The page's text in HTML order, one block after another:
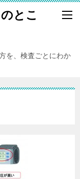
とこ
を、検査ごとにわか